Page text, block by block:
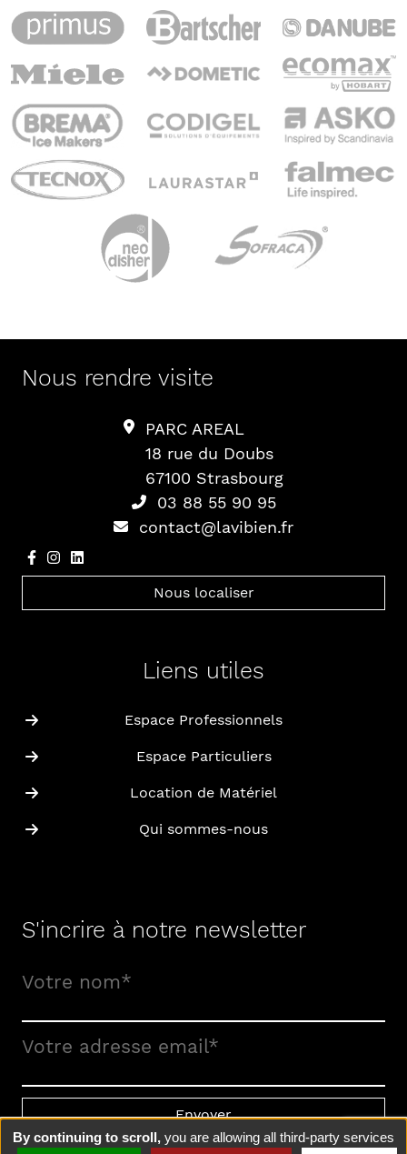
Nous rendre visite
PARC AREAL
18 rue du Doubs
67100 Strasbourg
03 88 55 90 95
contact@lavibien.fr
Nous localiser
Liens utiles
Espace Professionnels
Espace Particuliers
Location de Matériel
Qui sommes-nous
S'incrire à notre newsletter
Votre nom*
Votre adresse email*
By continuing to scroll, you are allowing all third-party services